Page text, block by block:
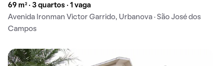
69 m² · 3 quartos · 1 vaga
Avenida Ironman Victor Garrido, Urbanova · São José dos
Campos